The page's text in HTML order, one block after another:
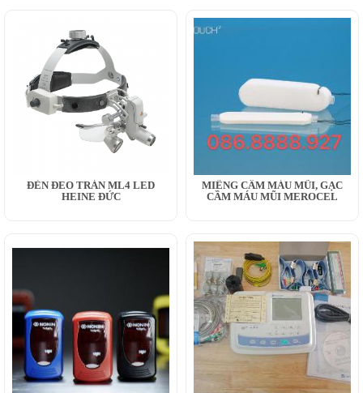
ĐÈN ĐEO TRÁN ML4 LED
HEINE ĐỨC
MIẾNG CẦM MÁU MŨI, GẠC
CẦM MÁU MŨI MEROCEL